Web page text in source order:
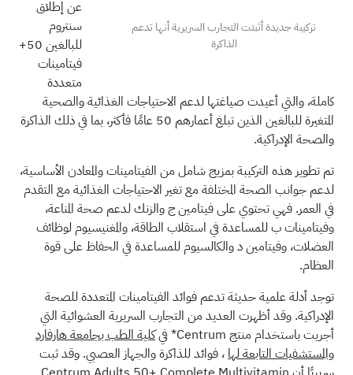
تركيبة جديدة أثبتت التجارب السريرية أنها تدعم
الذاكرة
عن إطلاق
سنتروم
للبالغين 50+
فيتامينات
متعددة
كاملة، والتي أعيدت صياغتها لدعم الاحتياجات الغذائية والصحية
المتغيرة للبالغين الذين تبلغ أعمارهم 50 عامًا فأكثر، بما في ذلك الذاكرة
والصحة الإدراكية.
تم تطوير هذه التركيبة بمزيج شامل من الفيتامينات والمعادن الأساسية،
لدعم جوانب الصحة المختلفة مع تغير الاحتياجات الغذائية مع التقدم
في العمر. فهي تحتوي على فيتامين ج والزنك لدعم صحة المناعة،
وفيتامينات ب للمساعدة في استقلاب الطاقة، والمغنيسيوم لوظائف
العضلات، وفيتامين د والكالسيوم للمساعدة في الحفاظ على قوة
العظام.
توجد أدلة علمية حديثة تدعم فوائد الفيتامينات المتعددة للصحة
الإدراكية. وقد أظهرت العديد من التجارب السريرية العشوائية التي
أجريت باستخدام منتج Centrum* في
كلية الطب بجامعة هارفارد
والمستشفيات التابعة لها، فوائد للذاكرة والجهاز العصبي. وقد ثبت